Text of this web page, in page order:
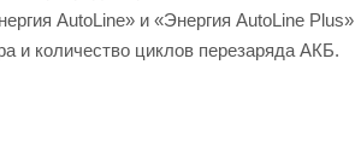
AutoLine» и «Энергия AutoLine Plus»
и количество циклов перезаряда АКБ.